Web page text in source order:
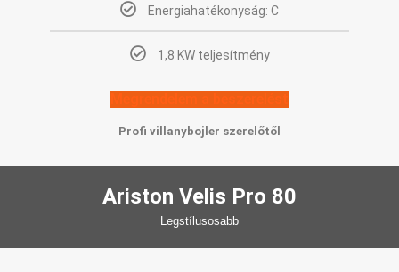
Energiahatékonyság: C
1,8 KW teljesítmény
Profi villanybojler szerelőtől
Ariston Velis Pro 80
Legstílusosabb